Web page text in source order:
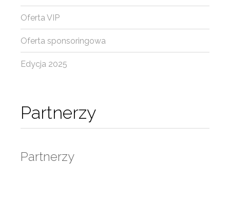
Partnerzy
Partnerzy
Oferta VIP
Oferta sponsoringowa
Edycja 2025